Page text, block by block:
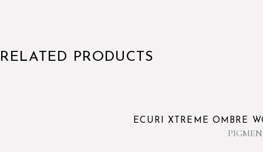
RELATED PRODUCTS
ECURI XTREME OMBRE